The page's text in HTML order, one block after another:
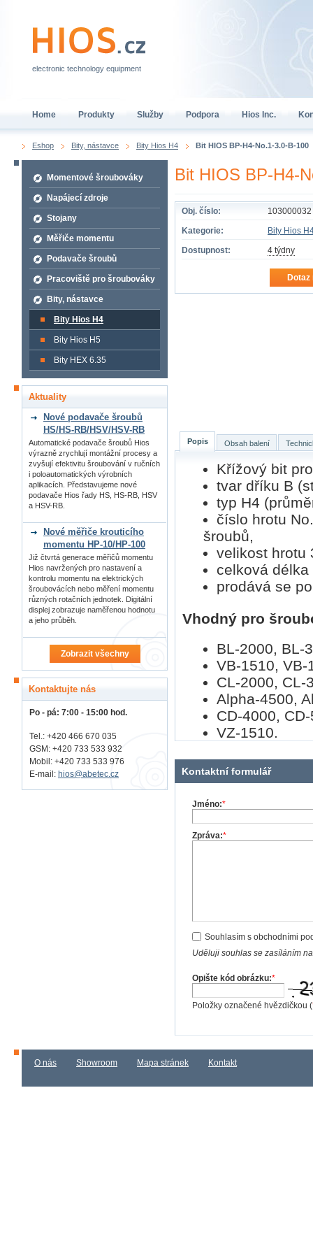
Eshop Bity, nástavce Bity Hios H4 Bit HIOS BP-H4-No.1-3.0-B-100
Bit HIOS BP-H4-
Obj. číslo:
103000032
Kategorie:
Bity Hios
Dostupnost:
4 týdny
Dotaz
Popis Obsah balení
Křížový bit
tvar dříku B
typ H4
číslo hrotu
šroubů,
velikost hrotu
celková
prodává se
Vhodný pro
BL-2000, BL-
VB-1510, VB-
CL-2000, CL-
Alpha-4500,
CD-4000,
VZ-1510.
Kontaktní formulář
Jméno:*
Zpráva:*
Souhlasím s obchodními
Uděluji souhlas se zasíláním
Opište kód obrázku:*
Položky označené hvězdičkou (
Momentové šroubováky
Napájecí zdroje
Stojany
Měřiče momentu
Podavače šroubů
Pracoviště pro šroubováky
Bity, nástavce
Bity Hios H4
Bity Hios H5
Bity HEX 6.35
Aktuality
Nové podavače šroubů
HS/HS-RB/HSV/HSV-RB
Automatické podavače šroubů Hios
výrazně zrychlují montážní procesy a
zvyšují efektivitu šroubování v ručních
i poloautomatických výrobních
aplikacích. Představujeme nové
podavače Hios řady HS, HS-RB, HSV
a HSV-RB.
Nové měřiče krouticího
momentu HP-10/HP-100
Již čtvrtá generace měřičů momentu
Hios navržených pro nastavení a
kontrolu momentu na elektrických
šroubovácích nebo měření momentu
různých rotačních jednotek. Digitální
displej zobrazuje naměřenou hodnotu
a jeho průběh.
Zobrazit všechny
Kontaktujte nás
Po - pá: 7:00 - 15:00 hod.
Tel.: +420 466 670 035
GSM: +420 733 533 932
Mobil: +420 733 533 976
E-mail: hios@abetec.cz
O nás Showroom Mapa stránek Kontakt
electronic technology equipment
Home Produkty Služby Podpora Hios Inc.